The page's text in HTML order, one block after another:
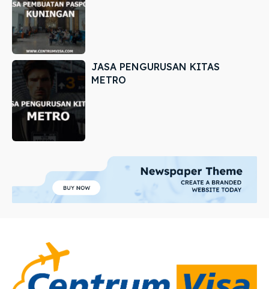
JASA PENGURUSAN KITAS
METRO